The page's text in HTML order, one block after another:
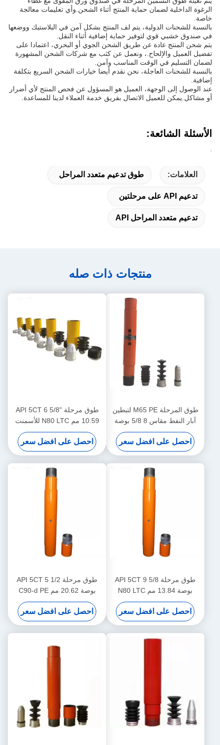
الرغوة الداخلية لضمان حماية المنتج أثناء الشحن.وأي تعليمات معالجة
خاصة.
بالنسبة للشحنات الدولية، يتم لف المنتج بشكل آمن في البلاستيك ووضعها
في صندوق خشبي قوي لتوفير حماية إضافية أثناء النقل.
يتم شحن المنتج عادة عن طريق الشحن الجوي أو البحري، اعتمادا على
تفضيل العميل والإلحاح.، ونعمل عن كثب مع شركات الشحن المشهورة
لضمان التسليم في الوقت المناسب وآمن.
بالنسبة للشحنات العاجلة، نحن نقدم أيضا خيارات الشحن السريع بتكلفة
إضافية.
عند الوصول إلى الوجهة، العميل هو المسؤول عن فحص المنتج لأي أضرار
أو مشاكل.يمكن للعميل الاتصال بفريق خدمة العملاء لدينا للمساعدة.
الأسئلة الشائعة:
العلامات: طوق تدعيم متعدد المراحل
تدعيم API على مرحلتين
تدعيم متعدد المراحل API
منتجات ذات صله
طوق المرحلة M65 PE لتبطين
آبار النفط مقاس 8 5/8 بوصة
وسمك 6.71 مم وفقًا
للمواصفات API 5CT
احصل على افضل سعر
طوق مرحلة API 5CT 6 5/8"
10.59 مم N80 LTC للأسمنت
في آبار النفط
احصل على افضل سعر
طوق مرحلة API 5CT 9 5/8
بوصة 13.84 مم N80 LTC
لتبطين آبار النفط
احصل على افضل سعر
طوق مرحلة API 5CT 5 1/2
بوصة 20.62 مم C90-d PE
لتبطين آبار النفط
احصل على افضل سعر